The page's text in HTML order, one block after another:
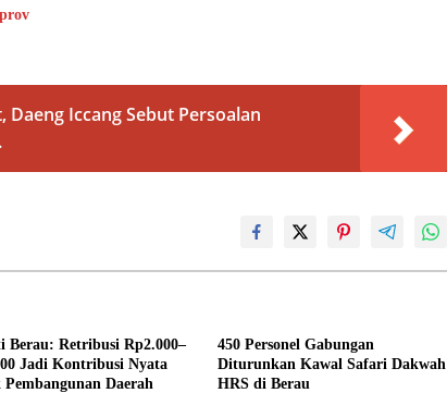
Daeng Iccang Sebut Persoalan
Berau: Retribusi Rp2.000–
Jadi Kontribusi Nyata
Daerah
450 Personel Gabungan
Diturunkan Kawal Safari Dakwah
HRS di Berau